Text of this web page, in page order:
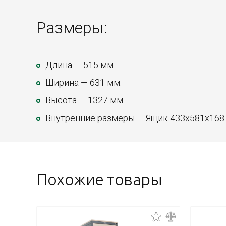
Размеры:
Длина — 515 мм.
Ширина — 631 мм.
Высота — 1327 мм.
Внутренние размеры — Ящик
Похожие товары